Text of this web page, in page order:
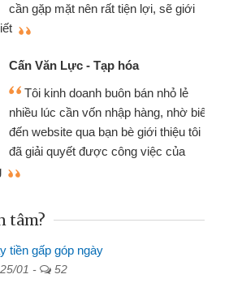
gặp mặt nên rất tiện lợi, sẽ giới
Văn Lực - Tạp hóa
Tôi kinh doanh buôn bán nhỏ lẻ
lúc cần vốn nhập hàng, nhờ biết
website qua bạn bè giới thiệu tôi
giải quyết được công việc của
tâm?
tiền gấp góp ngày
25/01 - 52